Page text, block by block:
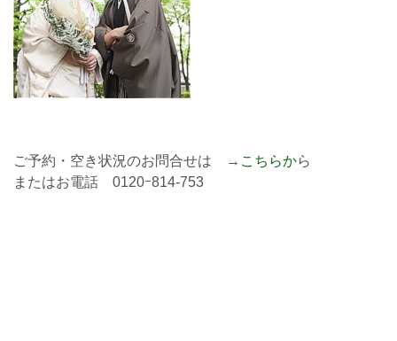
ご予約・空き状況のお問合せは → こちらから
またはお電話 0120ｰ814-753